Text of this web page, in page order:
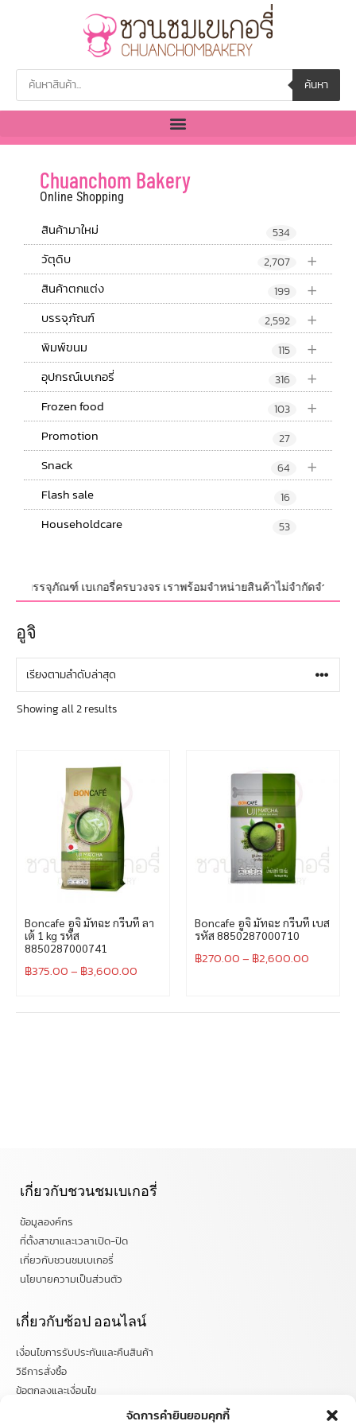
จัดการคำยินยอมคุกกี้
ค้นหา
Chuanchom Bakery
Online Shopping
สินค้ามาใหม่ 534
+
วัตุดิบ 2,707
+
สินค้าตกแต่ง 199
+
บรรจุภัณฑ์ 2,592
+
พิมพ์ขนม 115
+
อุปกรณ์เบเกอรี่ 316
+
Frozen food 103
Promotion 27
+
Snack 64
Flash sale 16
Householdcare 53
ะบรรจุภัณฑ์ เบเกอรี่ครบวงจร เราพร้อมจำหน่ายสินค้าไม่จำกัดจำนวน
อูจิ
Showing all 2 results
Boncafe อูจิ มัทฉะ กรีนที ลา
เต้ 1 kg รหัส
8850287000741
฿375.00– ฿3,600.00
Boncafe อูจิ มัทฉะ กรีนที เบส
รหัส 8850287000710
฿270.00– ฿2,600.00
เกี่ยวกับชวนชมเบเกอรี่
ข้อมูลองค์กร
ที่ตั้งสาขาและเวลาเปิด-ปิด
เกี่ยวกับชวนชมเบเกอรี่
นโยบายความเป็นส่วนตัว
เกี่ยวกับช้อป ออนไลน์
เงื่อนไขการรับประกันและคืนสินค้า
วิธีการสั่งซื้อ
ข้อตกลงและเงื่อนไข